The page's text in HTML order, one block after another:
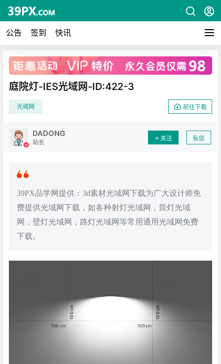
公告 签到 快讯
广告
庭院灯-IES光域网-ID:422-3
光域网 前往下载
DADONG
站长
关注 私信
39PX品学网提供：3d素材光域网下载为广大设计师免
费提供光域网下载，如各种射灯光域网，筒灯光域
网，壁灯光域网，路灯光域网等常用通用光域网免费
下载。